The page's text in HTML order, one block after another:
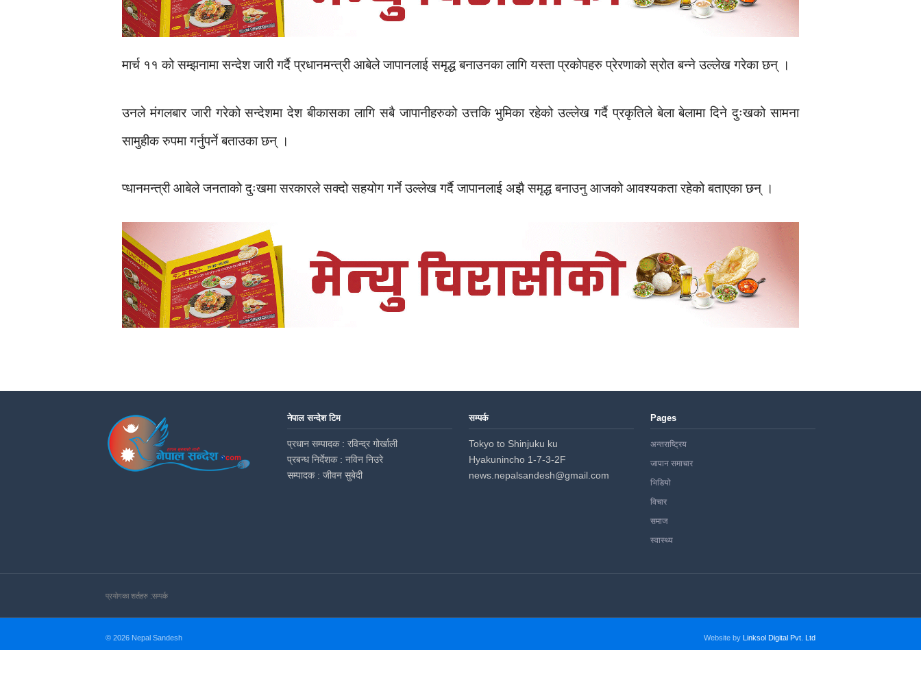
मार्च ११ को सम्झनामा सन्देश जारी गर्दै प्रधानमन्त्री आबेले जापानलाई समृद्ध बनाउनका लागि यस्ता प्रकोपहरु प्रेरणाको स्रोत बन्ने उल्लेख गरेका छन् ।
उनले मंगलबार जारी गरेको सन्देशमा देश बीकासका लागि सबै जापानीहरुको उत्तकि भुमिका रहेको उल्लेख गर्दै प्रकृतिले बेला बेलामा दिने दुःखको सामना
सामुहीक रुपमा गर्नुपर्ने बताउका छन् ।
प्धानमन्त्री आबेले जनताको दुःखमा सरकारले सक्दो सहयोग गर्ने उल्लेख गर्दै जापानलाई अझै समृद्ध बनाउनु आजको आवश्यकता रहेको बताएका छन् ।
नेपाल सन्देश टिम
प्रधान सम्पादक : रविन्द्र गोर्खाली
प्रबन्ध निर्देशक : नविन निउरे
सम्पादक : जीवन सुबेदी
सम्पर्क
Tokyo to Shinjuku ku
Hyakunincho 1-7-3-2F
news.nepalsandesh@gmail.com
Pages
अन्तराष्ट्रिय
जापान समाचार
भिडियो
विचार
समाज
स्वास्थ्य
प्रयोगका शर्तहरु :सम्पर्क
© 2026 Nepal Sandesh Website by Linksol Digital Pvt. Ltd